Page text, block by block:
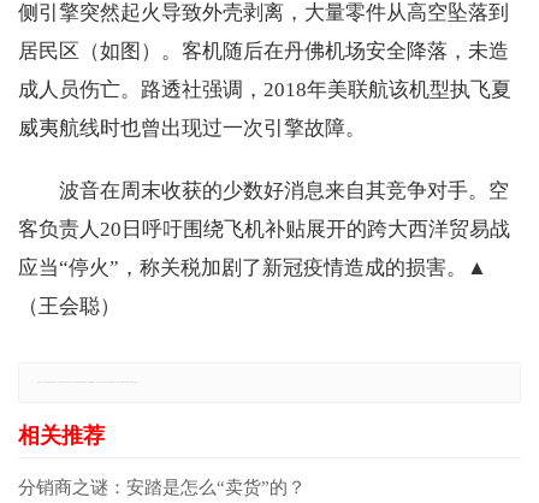
侧引擎突然起火导致外壳剥离，大量零件从高空坠落到
居民区（如图）。客机随后在丹佛机场安全降落，未造
成人员伤亡。路透社强调，2018年美联航该机型执飞夏
威夷航线时也曾出现过一次引擎故障。
波音在周末收获的少数好消息来自其竞争对手。空
客负责人20日呼吁围绕飞机补贴展开的跨大西洋贸易战
应当“停火”，称关税加剧了新冠疫情造成的损害。▲
（王会聪）
分销商之谜：安踏是怎么“卖货”的？